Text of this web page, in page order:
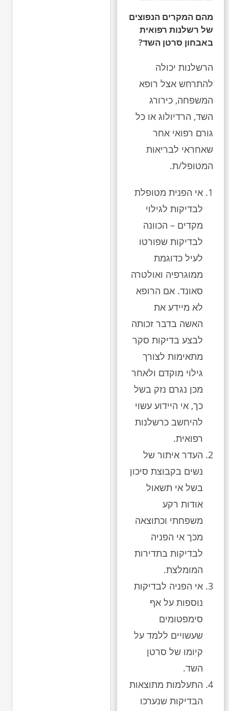
מהם המקרים הנפוצים
של רשלנות רפואית
באבחון סרטן השד?
הרשלנות יכולה
להתרחש אצל רופא
המשפחה, כירורג
השד, הרדיולוג או כל
גורם רפואי אחר
שאחראי לבריאות
המטופל/ת.
אי הפנית מטופלת
לבדיקות לגילוי
מקדים – הכוונה
לבדיקות שפורטו
לעיל כדוגמת
ממוגרפיה ואולטרה
סאונד. אם הרופא
לא מיידע את
האשה בדבר זכותה
לבצע בדיקות סקר
מתאימות לצורך
גילוי מוקדם ולאחר
מכן נגרם נזק בשל
כך, אי היידוע עשוי
להיחשב כרשלנות
רפואית.
העדר איתור של
נשים בקבוצת סיכון
בשל אי תשאול
אודות רקע
משפחתי וכתוצאה
מכך אי הפניה
לבדיקות בתדירות
המומלצת.
אי הפניה לבדיקות
נוספות על אף
סימפטומים
שעשויים ללמד על
קיומו של סרטן
השד.
התעלמות מתוצאות
הבדיקות שנערכו